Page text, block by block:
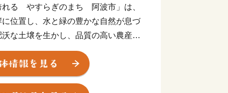
る やすらぎのまち 阿波市」は、
位置し、水と緑の豊かな自然が息づ
な土壌を生かし、品質の高い農産物
歴史や文化資源にも恵まれ、国の天
や市内に四ヵ寺ある四国霊場札所、
所旧跡が存在しています。